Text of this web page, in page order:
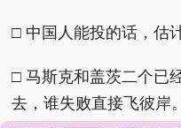
□ 中国人能投的话，估
□ 马斯克和盖茨二个已
去，谁失败直接飞彼岸。